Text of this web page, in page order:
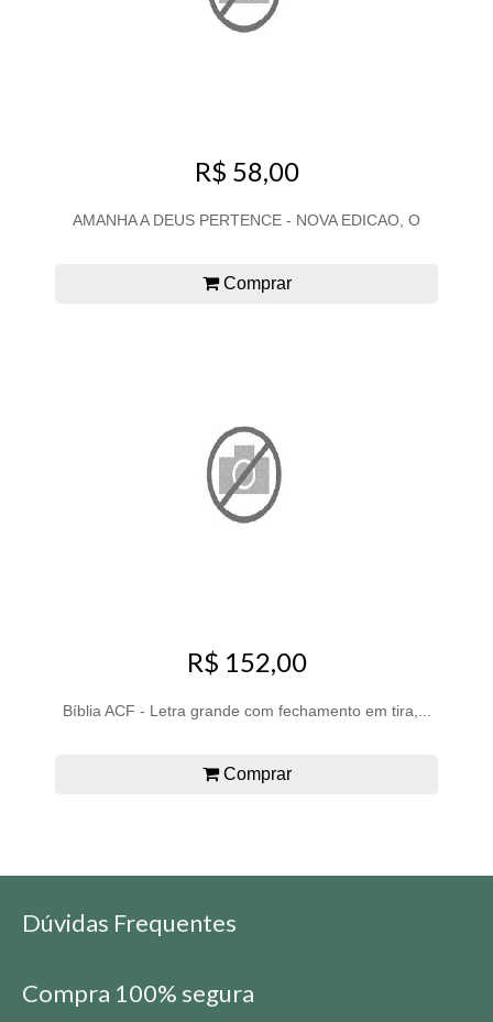
R$ 58,00
AMANHA A DEUS PERTENCE - NOVA EDICAO, O
Comprar
R$ 152,00
Bíblia ACF - Letra grande com fechamento em tira,...
Comprar
Dúvidas Frequentes
Compra 100% segura